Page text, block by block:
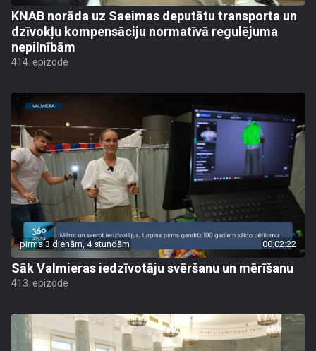
KNAB norāda uz Saeimas deputātu transporta un
dzīvokļu kompensāciju normatīvā regulējuma
nepilnībām
414. epizode
pirms 3 dienām, 4 stundām 00:02:22
Sāk Valmieras iedzīvotāju svēršanu un mērīšanu
413. epizode